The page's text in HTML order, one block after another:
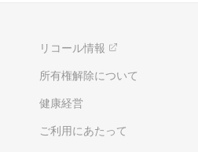
リコール情報
所有権解除について
健康経営
ご利用にあたって